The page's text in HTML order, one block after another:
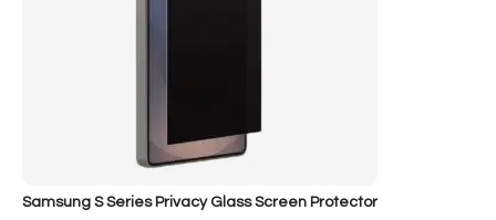
Samsung S Series Privacy Glass Screen Protector